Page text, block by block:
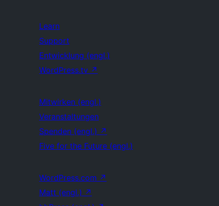
Learn
Support
Entwicklung (engl.)
WordPress.tv ↗
Mitwirken (engl.)
Veranstaltungen
Spenden (engl.) ↗
Five for the Future (engl.)
WordPress.com ↗
Matt (engl.) ↗